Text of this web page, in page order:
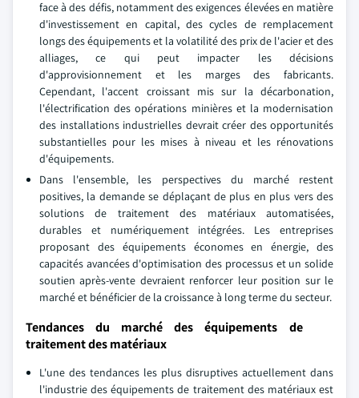
face à des défis, notamment des exigences élevées en matière
d'investissement en capital, des cycles de remplacement
longs des équipements et la volatilité des prix de l'acier et des
alliages, ce qui peut impacter les décisions
d'approvisionnement et les marges des fabricants.
Cependant, l'accent croissant mis sur la décarbonation,
l'électrification des opérations minières et la modernisation
des installations industrielles devrait créer des opportunités
substantielles pour les mises à niveau et les rénovations
d'équipements.
Dans l'ensemble, les perspectives du marché restent
positives, la demande se déplaçant de plus en plus vers des
solutions de traitement des matériaux automatisées,
durables et numériquement intégrées. Les entreprises
proposant des équipements économes en énergie, des
capacités avancées d'optimisation des processus et un solide
soutien après-vente devraient renforcer leur position sur le
marché et bénéficier de la croissance à long terme du secteur.
Tendances du marché des équipements de
traitement des matériaux
L'une des tendances les plus disruptives actuellement dans
l'industrie des équipements de traitement des matériaux est